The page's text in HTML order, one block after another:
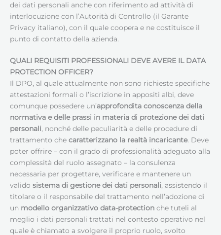
dei dati personali anche con riferimento ad attività di
interlocuzione con l’Autorità di Controllo (il Garante
Privacy italiano), con il quale coopera e ne costituisce il
punto di contatto della azienda.
QUALI REQUISITI PROFESSIONALI DEVE AVERE IL DATA
PROTECTION OFFICER?
Il DPO, al quale attualmente non sono richieste specifiche
attestazioni formali o l’iscrizione in appositi albi, deve
comunque possedere un’approfondita conoscenza della
normativa e delle prassi in materia di protezione dei dati
personali, nonché delle peculiarità e delle procedure di
trattamento che caratterizzano la realtà incaricante. Deve
poter offrire – con il grado di professionalità adeguato alla
complessità del ruolo assegnato – la consulenza
necessaria per progettare, verificare e mantenere un
valido sistema di gestione dei dati personali, assistendo il
titolare o il responsabile del trattamento nell’adozione di
un modello organizzativo data-protection che tuteli al
meglio i dati personali trattati nel contesto operativo nel
quale è chiamato a svolgere il proprio ruolo, svolto